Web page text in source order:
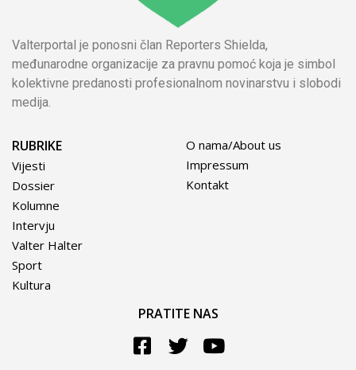
Valterportal je ponosni član Reporters Shielda,
međunarodne organizacije za pravnu pomoć koja je simbol
kolektivne predanosti profesionalnom novinarstvu i slobodi
medija.
RUBRIKE
Vijesti
Dossier
Kolumne
Intervju
Valter Halter
Sport
Kultura
O nama/About us
Impressum
Kontakt
PRATITE NAS